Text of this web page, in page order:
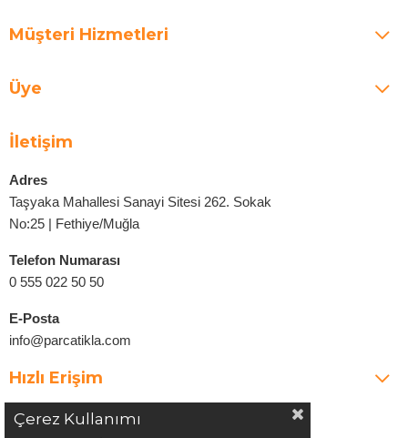
Müşteri Hizmetleri
Üye
İletişim
Adres
Taşyaka Mahallesi Sanayi Sitesi 262. Sokak
No:25 | Fethiye/Muğla
Telefon Numarası
0 555 022 50 50
E-Posta
info@parcatikla.com
Hızlı Erişim
Çerez Kullanımı